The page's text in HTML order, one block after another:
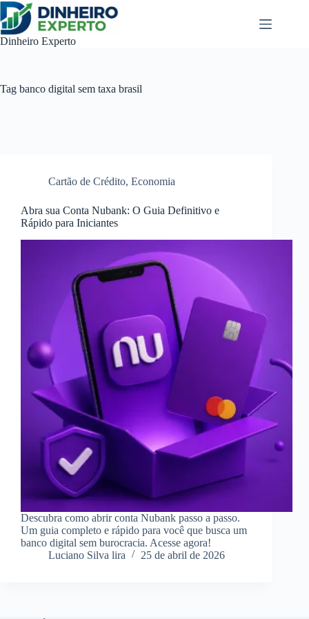
Pular
para
o
conteúdo
Dinheiro Experto
Tag banco digital sem taxa brasil
Cartão de Crédito, Economia
Abra sua Conta Nubank: O Guia Definitivo e
Rápido para Iniciantes
Descubra como abrir conta Nubank passo a passo.
Um guia completo e rápido para você que busca um
banco digital sem burocracia. Acesse agora!
Luciano Silva lira
25 de abril de 2026